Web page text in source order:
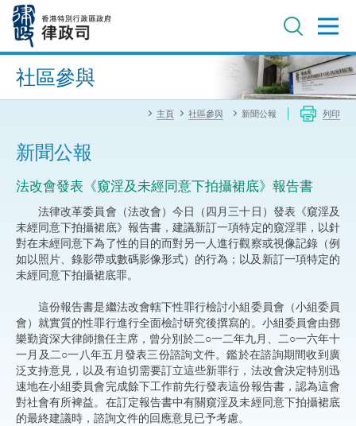
內
進階搜尋
社區參與
主頁 社區參與 新聞公報 列印
新聞公報
法改會發表《窺淫及未經同意下拍攝裙底》報告書
法律改革委員會（法改會）今日（四月三十日）發表《窺淫及
未經同意下拍攝裙底》報告書，建議新訂一項特定的窺淫罪，以針
對在未經同意下為了性的目的而對另一人進行觀察或視像記錄（例
如以照片、錄影帶或數碼影像形式）的行為；以及新訂一項特定的
未經同意下拍攝裙底罪。
這份報告書是繼法改會轄下性罪行檢討小組委員會（小組委員
會）就實質的性罪行進行全面檢討研究後撰寫的。小組委員會由鄧
樂勤資深大律師擔任主席，曾分別於二○一二年九月、二○一六年十
一月及二○一八年五月發表三份諮詢文件。鑑於在諮詢期間收到廣
泛支持意見，以及有迫切需要訂立這些新罪行，法改會決定特別迅
速地在小組委員會完成餘下工作前先行發表這份報告書，認為這會
對社會有所裨益。在訂定報告書中有關窺淫及未經同意下拍攝裙底
的最終建議時，諮詢文件的回應意見已予考慮。